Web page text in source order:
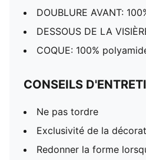
DOUBLURE AVANT:
DESSOUS DE LA
COQUE: 100%
CONSEILS
Ne pas tordre
Exclusivité de la
Redonner la forme